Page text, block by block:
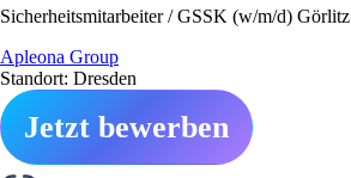
Sicherheitsmitarbeiter / GSSK (w/m/d) Görlitz
Apleona Group
Standort: Dresden
Jetzt bewerben